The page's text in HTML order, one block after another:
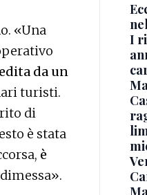
«Una
da un
turisti.
di
è stata
è
I